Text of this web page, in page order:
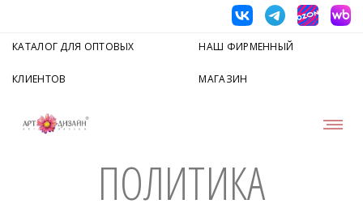
КАТАЛОГ ДЛЯ ОПТОВЫХ
КЛИЕНТОВ
НАШ ФИРМЕННЫЙ
МАГАЗИН
ПОЛИТИКА